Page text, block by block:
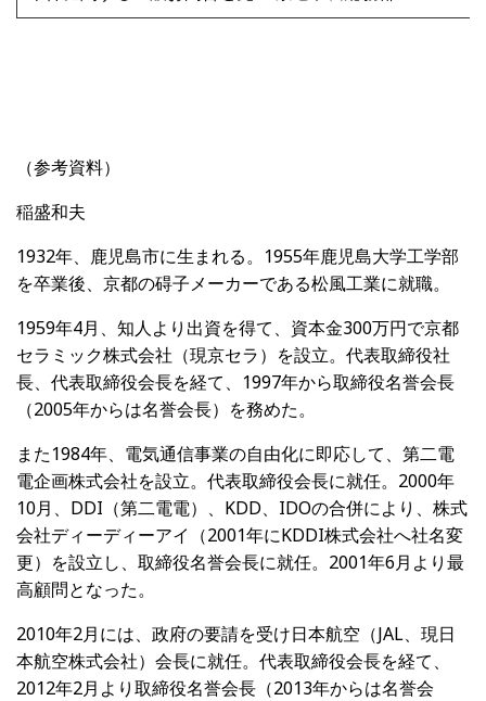
（参考資料）
稲盛和夫
1932年、鹿児島市に生まれる。1955年鹿児島大学工学部
を卒業後、京都の碍子メーカーである松風工業に就職。
1959年4月、知人より出資を得て、資本金300万円で京都
セラミック株式会社（現京セラ）を設立。代表取締役社
長、代表取締役会長を経て、1997年から取締役名誉会長
（2005年からは名誉会長）を務めた。
また1984年、電気通信事業の自由化に即応して、第二電
電企画株式会社を設立。代表取締役会長に就任。2000年
10月、DDI（第二電電）、KDD、IDOの合併により、株式
会社ディーディーアイ（2001年にKDDI株式会社へ社名変
更）を設立し、取締役名誉会長に就任。2001年6月より最
高顧問となった。
2010年2月には、政府の要請を受け日本航空（JAL、現日
本航空株式会社）会長に就任。代表取締役会長を経て、
2012年2月より取締役名誉会長（2013年からは名誉会